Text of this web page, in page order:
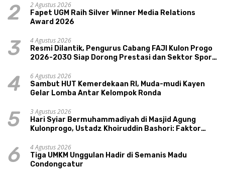
2
2 Agustus 2026
Fapet UGM Raih Silver Winner Media Relations
Award 2026
3
4 Agustus 2026
Resmi Dilantik, Pengurus Cabang FAJI Kulon Progo
2026-2030 Siap Dorong Prestasi dan Sektor Sport
4
6 Agustus 2026
Sambut HUT Kemerdekaan RI, Muda-mudi Kayen
Gelar Lomba Antar Kelompok Ronda
5
3 Agustus 2026
Hari Syiar Bermuhammadiyah di Masjid Agung
Kulonprogo, Ustadz Khoiruddin Bashori: Faktor
6
4 Agustus 2026
Tiga UMKM Unggulan Hadir di Semanis Madu
Condongcatur